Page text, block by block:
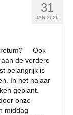
31
JAN 2026
Ook
de verdere
belangrijk is
In het najaar
geplant.
onze
middag